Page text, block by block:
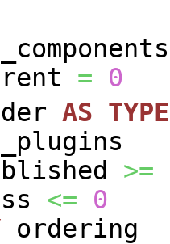
=
0
AS TYPE
>=
<=
0
ordering